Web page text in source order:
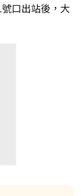
口出站後，大